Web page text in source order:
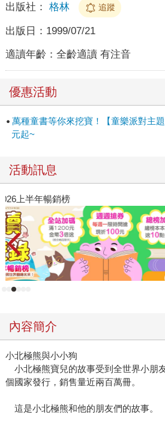
出版社： 格林 追蹤
出版日： 1999/07/21
適讀年齡： 全齡適讀 有注音
優惠活動
萬種童書等你來挖寶！【童樂派對主
元起~
活動訊息
夏日閱讀大冒險
內容簡介
小北極熊與小小狗
小北極熊寶兒的故事受到全世界小朋
個國家發行，銷售量近兩百萬冊。
這是小北極熊和他的朋友們的故事。